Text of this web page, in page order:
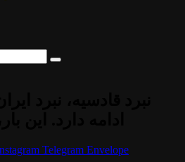
Telegram Envelope